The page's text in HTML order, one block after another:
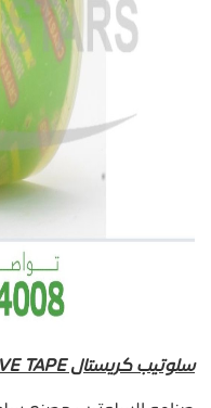
سلوتيب كريستال CRYSTAL ADHESIVE TAPE